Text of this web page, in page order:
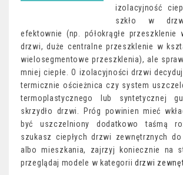
izolacyjność
szkło w
efektownie (np. półokrągłe przeszklenie
drzwi, duże centralne przeszklenie w
wielosegmentowe przeszklenia), ale
mniej ciepłe. O izolacyjności drzwi
termicznie ościeżnica czy system
termoplastycznego lub syntetycznej
skrzydło drzwi. Próg powinien mieć
być uszczelniony dodatkowo taśmą
szukasz ciepłych drzwi zewnętrznych
albo mieszkania, zajrzyj koniecznie na
przeglądaj modele w kategorii drzwi